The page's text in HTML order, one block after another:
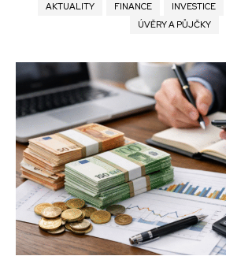
AKTUALITY FINANCE INVESTICE
ÚVĚRY A PŮJČKY